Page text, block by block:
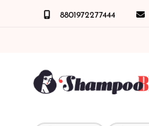
8801972277444
অর্ডার করতে প্রোডাক্ট পেজে আপনার